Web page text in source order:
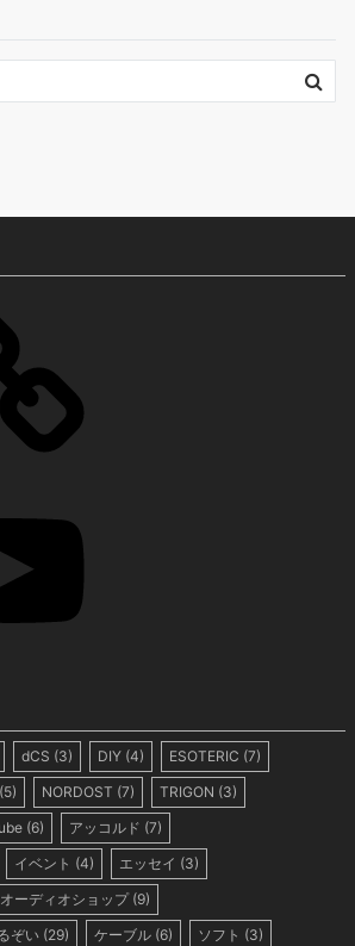
dCS (3) DIY (4) ESOTERIC (7)
(5) NORDOST (7) TRIGON (3)
(6) アッコルド (7)
イベント (4) エッセイ (3)
オーディオショップ(9)
ぞい (29) ケーブル (6) ソフト (3)